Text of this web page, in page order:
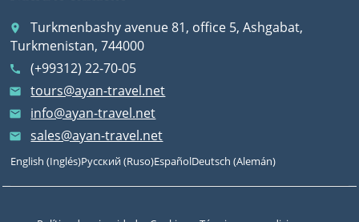
place
Turkmenbashy avenue 81, office 5, Ashgabat,
Turkmenistan, 744000
call (+99312) 22-70-05
email tours@ayan-travel.net
email info@ayan-travel.net
email sales@ayan-travel.net
English (Inglés)Русский(Ruso)EspañolDeutsch (Alemán)